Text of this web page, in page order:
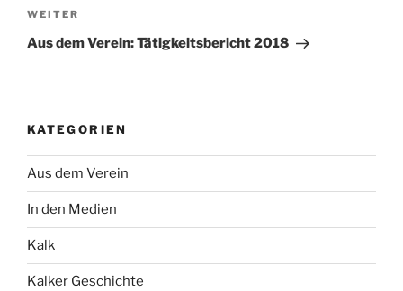
Nächster
Beitrag
WEITER
Aus dem Verein: Tätigkeitsbericht 2018
KATEGORIEN
Aus dem Verein
In den Medien
Kalk
Kalker Geschichte